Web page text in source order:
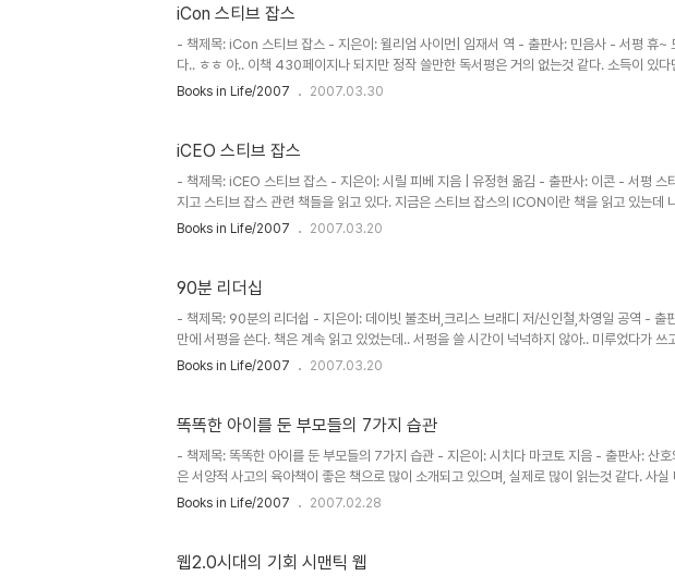
놓치지 않고 나 자신의 목소리에 귀를 기울여 삶의 판단을 더욱 효과적..
iCon 스티브 잡스
- 책제목: iCon 스티브 잡스 - 지은이: 윌리엄 사이먼| 임재서 역 - 출판사: 민음사 - 서평 휴~
다.. ㅎㅎ 아.. 이책 430페이지나 되지만 정작 쓸만한 독서평은 거의 없는것 같다. 소득이 있다
이구나.. 정말 행운아에 기회만 노리는 사기꾼적인 사람이구나.. 과연 매킨토시를 위하여 이사
스티브 잡스류의 종결점을 찍긴했지만.. 시원섭섭하다. 다른 분들도 이 ..
Books in Life/2007 2007.03.30
iCEO 스티브 잡스
- 책제목: iCEO 스티브 잡스 - 지은이: 시릴 피베 지음 | 유정현 옮김 - 출판사: 이콘 - 서평 스
지고 스티브 잡스 관련 책들을 읽고 있다. 지금은 스티브 잡스의 ICON이란 책을 읽고 있는데
로 iCEO 스티브 잡스는 좋은 시각에서 스티브 잡스를 본 책이고, ICON은 담담하지만 날카로
스마는 번뜩인다. 이점이 참 스티브 잡스를 멋있게 만드는 것 같다. ..
Books in Life/2007 2007.03.20
90분 리더십
- 책제목: 90분의 리더쉽 - 지은이: 데이빗 불초버,크리스 브래디 저/신인철,차영일 공역 -
만에 서평을 쓴다. 책은 계속 읽고 있었는데.. 서펑을 쓸 시간이 넉넉하지 않아.. 미루었다가
로 너무 축구와 경영일선의 내용을 동일시함으로써 경영일선의 문제를 쉽게 풀 수 있는 해결책
일이 다양한 감독들이 있는지 몰랐다.
Books in Life/2007 2007.03.20
똑똑한 아이를 둔 부모들의 7가지 습관
- 책제목: 똑똑한 아이를 둔 부모들의 7가지 습관 - 지은이: 시치다 마코토 지음 - 출판사: 산
은 서양적 사고의 육아책이 좋은 책으로 많이 소개되고 있으며, 실제로 많이 읽는것 같다. 사실
않았다. 집에 책이 있음에도 불구하고 육아에 관한 서양적 사고방식의 나열일 것 같은 예감에
성, 조기교육의 중요성, 아버지와 어머니의 역활에 관한 부분, 아이..
Books in Life/2007 2007.02.28
웹2.0시대의 기회 시맨틱 웹